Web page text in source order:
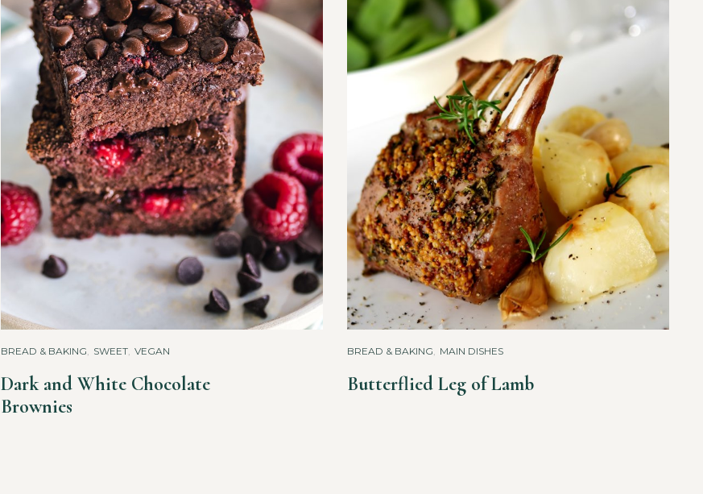
BREAD & BAKING, SWEET, VEGAN
Dark and White Chocolate
Brownies
BREAD & BAKING, MAIN DISHES
Butterflied Leg of Lamb